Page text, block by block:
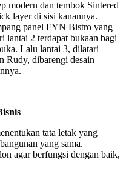
modern dan tembok Sintered
layer di sisi kanannya.
panel FYN Bistro yang
lantai 2 terdapat bukaan bagi
Lalu lantai 3, dilatari
Rudy, dibarengi desain
tata letak yang
yang sama.
agar berfungsi dengan baik,